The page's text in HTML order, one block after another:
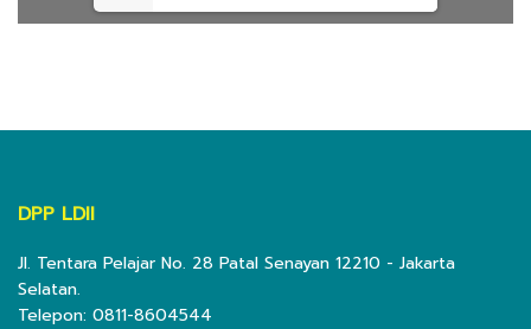
DPP LDII
Jl. Tentara Pelajar No. 28 Patal Senayan 12210 - Jakarta
Selatan.
Telepon: 0811-8604544